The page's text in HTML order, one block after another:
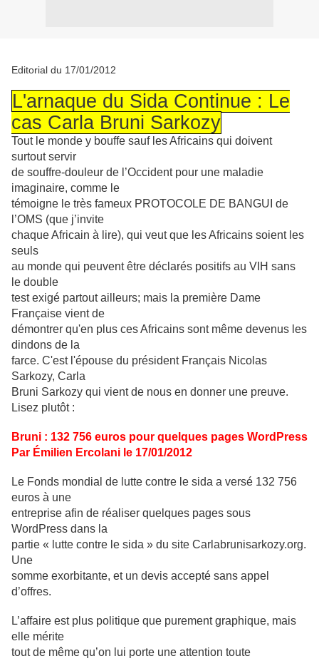
Editorial du 17/01/2012
L'arnaque du Sida Continue : Le
cas Carla Bruni Sarkozy
Tout le monde y bouffe sauf les Africains qui doivent
surtout servir
de souffre-douleur de l’Occident pour une maladie
imaginaire, comme le
témoigne le très fameux PROTOCOLE DE BANGUI de
l’OMS (que j’invite
chaque Africain à lire), qui veut que les Africains soient les
seuls
au monde qui peuvent être déclarés positifs au VIH sans
le double
test exigé partout ailleurs; mais la première Dame
Française vient de
démontrer qu'en plus ces Africains sont même devenus les
dindons de la
farce. C'est l'épouse du président Français Nicolas
Sarkozy, Carla
Bruni Sarkozy qui vient de nous en donner une preuve.
Lisez plutôt :
Bruni : 132 756 euros pour quelques pages WordPress
Par Émilien Ercolani le 17/01/2012
Le Fonds mondial de lutte contre le sida a versé 132 756
euros à une
entreprise afin de réaliser quelques pages sous
WordPress dans la
partie « lutte contre le sida » du site Carlabrunisarkozy.org.
Une
somme exorbitante, et un devis accepté sans appel
d’offres.
L’affaire est plus politique que purement graphique, mais
elle mérite
tout de même qu’on lui porte une attention toute